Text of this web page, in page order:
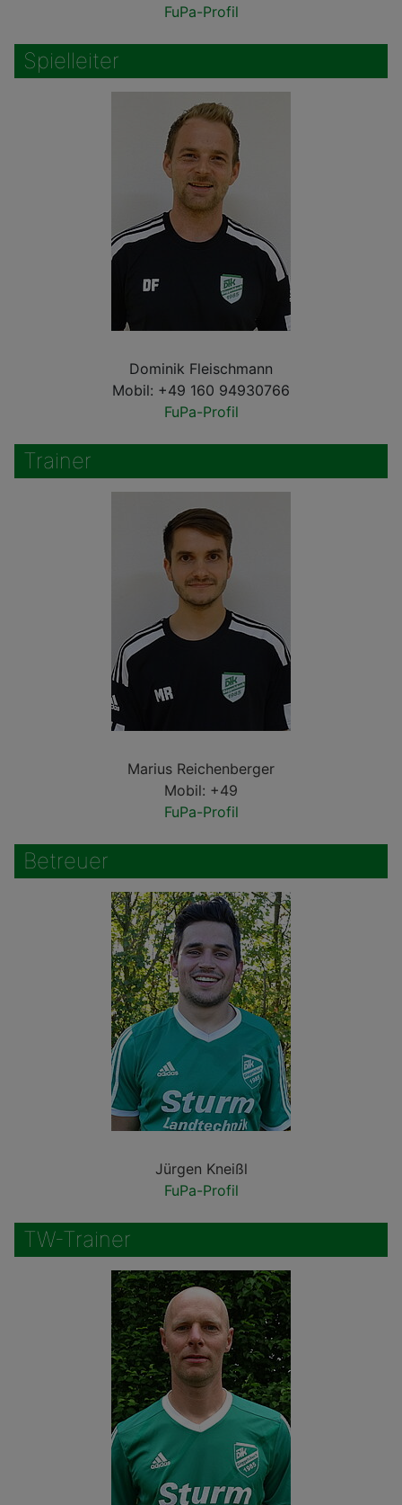
FuPa-Profil
Spielleiter
Dominik Fleischmann
Mobil: +49 160 94930766
FuPa-Profil
Trainer
Marius Reichenberger
Mobil: +49
FuPa-Profil
Betreuer
Jürgen Kneißl
FuPa-Profil
TW-Trainer